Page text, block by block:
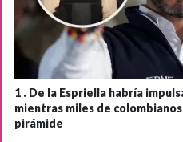
1 . De la Espriella habría
mientras miles de
pirámide